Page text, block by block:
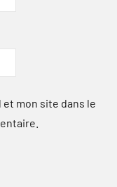
mon site dans le